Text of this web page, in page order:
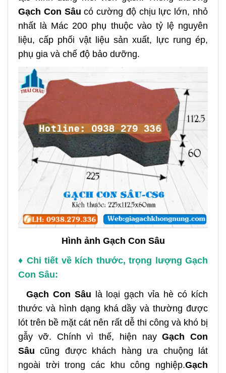
Gạch Con Sâu có cường độ chịu lực lớn, nhỏ
nhất là Mác 200 phụ thuộc vào tỷ lệ nguyên
liệu, cấp phối vật liệu sản xuất, lực rung ép,
phụ gia và chế độ bảo dưỡng.
Hình ảnh Gạch Con Sâu
♦ Chi tiết về kích thước, trọng lượng Gạch
Con Sâu:
Gạch Con Sâu là loại gạch vỉa hè có kích
thước và hình dạng khá dầy và thường được
lót trên bề mặt cát nên rất dễ thi công và khó bị
gẫy vỡ. Chính vì thế, hiện nayGạch Con
Sâu cũng được khách hàng ưa chuộng lát
ngoài trời trong các khu công nghiệp.Gạch